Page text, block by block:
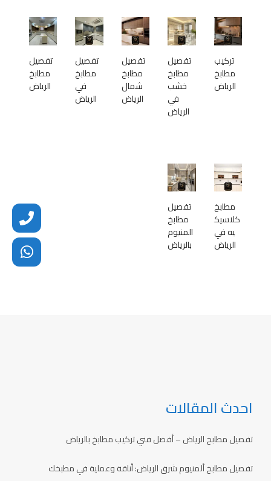
تركيب
مطابخ
الرياض
تفصيل
مطابخ
خشب
في
الرياض
تفصيل
مطابخ
شمال
الرياض
تفصيل
مطابخ
في
الرياض
تفصيل
مطابخ
الرياض
مطابخ
كلاسيك
يه في
الرياض
تفصيل
مطابخ
المنيوم
بالرياض
احدث المقالات
تفصيل مطابخ الرياض – أفضل فني تركيب مطابخ بالرياض
تفصيل مطابخ ألمنيوم شرق الرياض: أناقة وعملية في مطبخك